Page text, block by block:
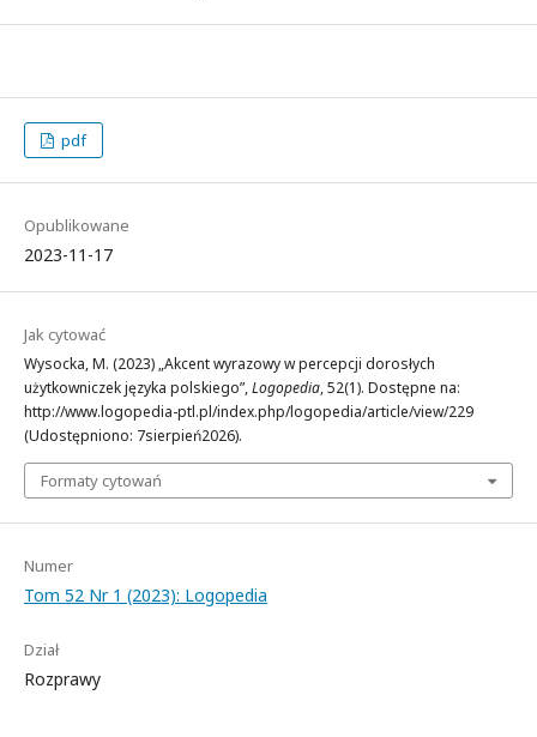
pdf
Opublikowane
2023-11-17
Jak cytować
Wysocka, M. (2023) „Akcent wyrazowy w percepcji dorosłych
użytkowniczek języka polskiego”,Logopedia, 52(1). Dostępne na:
http://www.logopedia-ptl.pl/index.php/logopedia/article/view/229
(Udostępniono: 7sierpień2026).
Formaty cytowań
Numer
Tom 52 Nr 1 (2023): Logopedia
Dział
Rozprawy